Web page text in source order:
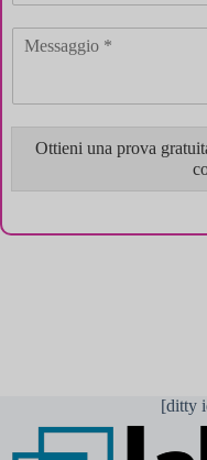
Ottieni una prova
[ditty